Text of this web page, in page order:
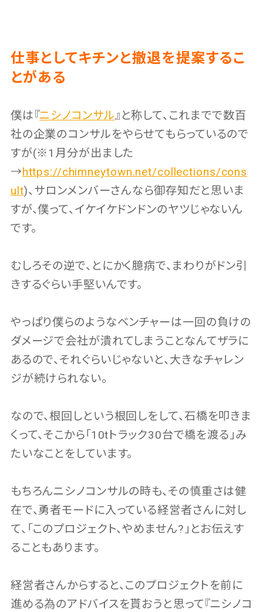
仕事としてキチンと撤退を提案するこ
とがある
僕は『ニシノコンサル』と称して、これまでで数百
社の企業のコンサルをやらせてもらっているので
すが(※1月分が出ました
→https://chimneytown.net/collections/cons
ult)、サロンメンバーさんなら御存知だと思いま
すが、僕って、イケイケドンドンのヤツじゃないん
です。
むしろその逆で、とにかく臆病で、まわりがドン引
きするぐらい手堅いんです。
やっぱり僕らのようなベンチャーは一回の負けの
ダメージで会社が潰れてしまうことなんてザラに
あるので、それぐらいじゃないと、大きなチャレン
ジが続けられない。
なので、根回しという根回しをして、石橋を叩きま
くって、そこから「10tトラック30台で橋を渡る」み
たいなことをしています。
もちろんニシノコンサルの時も、その慎重さは健
在で、勇者モードに入っている経営者さんに対し
て、「このプロジェクト、やめません?」とお伝えす
ることもあります。
経営者さんからすると、このプロジェクトを前に
進める為のアドバイスを貰おうと思って『ニシノコ